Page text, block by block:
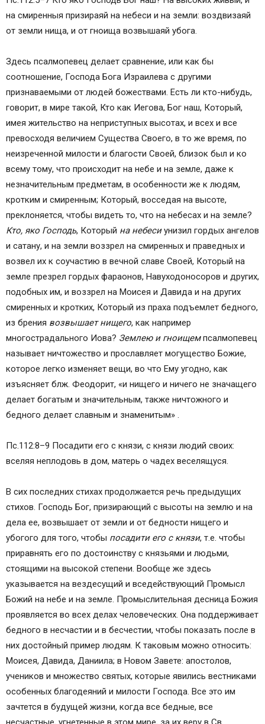
на смиренныя призираяй на небеси и на земли: воздвизаяй
от земли нища, и от гноища возвышаяй убога.
Здесь псалмопевец делает сравнение, или как бы
соотношение, Господа Бога Израилева с другими
признаваемыми от людей божествами. Есть ли кто-нибудь,
говорит, в мире такой, Кто как Иегова, Бог наш, Который,
имея жительство на неприступных высотах, и всех и все
превосходя величием Существа Своего, в то же время, по
неизреченной милости и благости Своей, близок был и ко
всему тому, что происходит на небе и на земле, даже к
незначительным предметам, в особенности же к людям,
кротким и смиренным; Который, восседая на высоте,
преклоняется, чтобы видеть то, что на небесах и на земле?
Кто, яко Господь, Который на небесиунизил гордых ангелов
и сатану, и на земли воззрел на смиренных и праведных и
возвел их к соучастию в вечной славе Своей, Который на
земле презрел гордых фараонов, Навуходоносоров и других,
подобных им, и воззрел на Моисея и Давида и на других
смиренных и кротких, Который из праха подъемлет бедного,
из брения возвышает нищего, как например
многострадального Иова? Землею и гноищемпсалмопевец
называет ничтожество и прославляет могущество Божие,
которое легко изменяет вещи, во что Ему угодно, как
изъясняет блж. Феодорит, «и нищего и ничего не значащего
делает богатым и значительным, также ничтожного и
бедного делает славным и знаменитым» .
Пс.112:8–9 Посадити его с князи, с князи людий своих:
вселяя неплодовь в дом, матерь о чадех веселящуся.
В сих последних стихах продолжается речь предыдущих
стихов. Господь Бог, призирающий с высоты на землю и на
дела ее, возвышает от земли и от бедности нищего и
убогого для того, чтобы посадити его с князи, т.е. чтобы
приравнять его по достоинству с князьями и людьми,
стоящими на высокой степени. Вообще же здесь
указывается на вездесущий и вседействующий Промысл
Божий на небе и на земле. Промыслительная десница Божия
проявляется во всех делах человеческих. Она поддерживает
бедного в несчастии и в бесчестии, чтобы показать после в
них достойный пример людям. К таковым можно относить:
Моисея, Давида, Даниила; в Новом Завете: апостолов,
учеников и множество святых, которые явились вестниками
особенных благодеяний и милости Господа. Все это им
зачтется в будущей жизни, когда все бедные, все